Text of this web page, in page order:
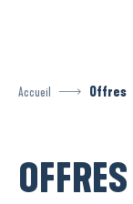
Accueil Offres
OFFRES